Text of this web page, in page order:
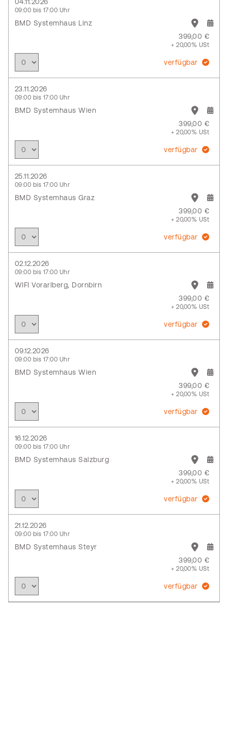
09:00 bis 17:00 Uhr
BMD Systemhaus Linz
399,00 €
+ 20,00% USt
verfügbar
23.11.2026
09:00 bis 17:00 Uhr
BMD Systemhaus Wien
399,00 €
+ 20,00% USt
verfügbar
25.11.2026
09:00 bis 17:00 Uhr
BMD Systemhaus Graz
399,00 €
+ 20,00% USt
verfügbar
02.12.2026
09:00 bis 17:00 Uhr
WIFI Vorarlberg, Dornbirn
399,00 €
+ 20,00% USt
verfügbar
09.12.2026
09:00 bis 17:00 Uhr
BMD Systemhaus Wien
399,00 €
+ 20,00% USt
verfügbar
16.12.2026
09:00 bis 17:00 Uhr
BMD Systemhaus Salzburg
399,00 €
+ 20,00% USt
verfügbar
21.12.2026
09:00 bis 17:00 Uhr
BMD Systemhaus Steyr
399,00 €
+ 20,00% USt
verfügbar